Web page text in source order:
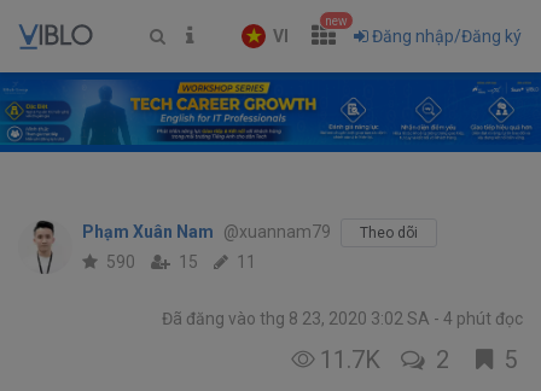
VI
new
Đăng nhập/Đăng ký
Phạm Xuân Nam @xuannam79 Theo dõi
590 15 11
Đã đăng vào thg 8 23, 2020 3:02 SA 4 phút đọc
11.7K 2 5